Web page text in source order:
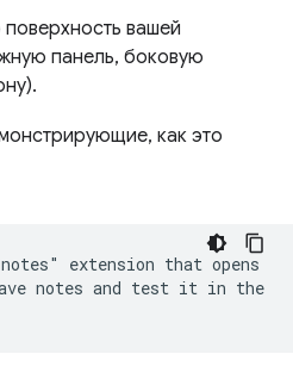
вашей
панель, боковую
как это
extension that opens
notes and test it in the